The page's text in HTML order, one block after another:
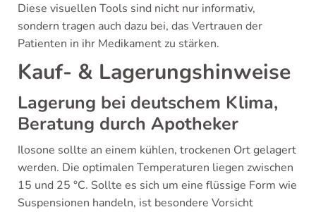
Diese visuellen Tools sind nicht nur informativ,
sondern tragen auch dazu bei, das Vertrauen der
Patienten in ihr Medikament zu stärken.
Kauf- & Lagerungshinweise
Lagerung bei deutschem Klima,
Beratung durch Apotheker
Ilosone sollte an einem kühlen, trockenen Ort gelagert
werden. Die optimalen Temperaturen liegen zwischen
15 und 25 °C. Sollte es sich um eine flüssige Form wie
Suspensionen handeln, ist besondere Vorsicht